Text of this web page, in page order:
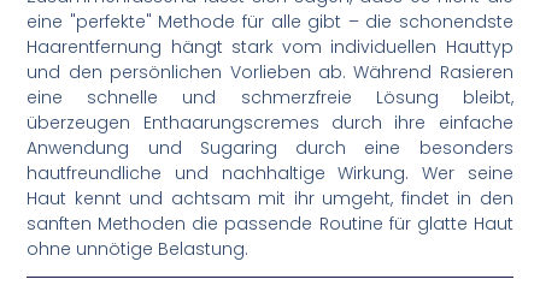
eine "perfekte" Methode für alle gibt – die schonendste
Haarentfernung hängt stark vom individuellen Hauttyp
und den persönlichen Vorlieben ab. Während Rasieren
eine schnelle und schmerzfreie Lösung bleibt,
überzeugen Enthaarungscremes durch ihre einfache
Anwendung und Sugaring durch eine besonders
hautfreundliche und nachhaltige Wirkung. Wer seine
Haut kennt und achtsam mit ihr umgeht, findet in den
sanften Methoden die passende Routine für glatte Haut
ohne unnötige Belastung.